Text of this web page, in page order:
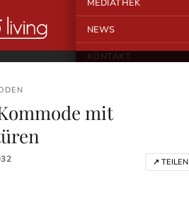
MEDIATHEK
NEWS
KONTAKT
mit
↗ TEILEN